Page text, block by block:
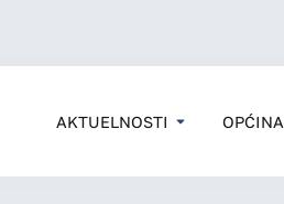
AKTUELNOSTI OPĆINA